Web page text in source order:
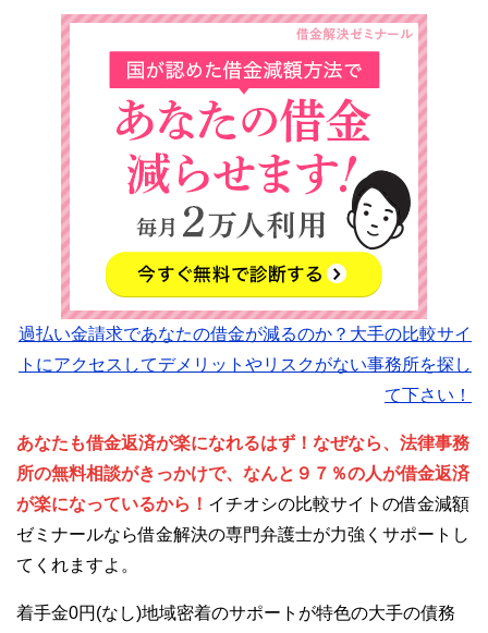
過払い金請求であなたの借金が減るのか？大手の比較サイ
トにアクセスしてデメリットやリスクがない事務所を探し
て下さい！
あなたも借金返済が楽になれるはず！なぜなら、法律事務
所の無料相談がきっかけで、なんと９７％の人が借金返済
が楽になっているから！ イチオシの比較サイトの借金減額
ゼミナールなら借金解決の専門弁護士が力強くサポートし
てくれますよ。
着手金0円(なし)地域密着のサポートが特色の大手の債務